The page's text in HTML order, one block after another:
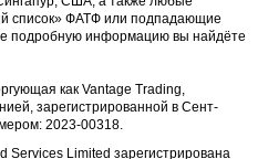
список» ФАТФ или подпадающие
информацию вы найдёте
как Vantage Trading,
зарегистрированной в Сент-
2023-00318.
Services Limited зарегистрирована